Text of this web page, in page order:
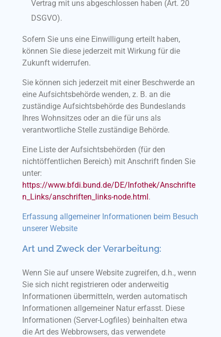
Vertrag mit uns abgeschlossen haben (Art. 20
DSGVO).
Sofern Sie uns eine Einwilligung erteilt haben,
können Sie diese jederzeit mit Wirkung für die
Zukunft widerrufen.
Sie können sich jederzeit mit einer Beschwerde an
eine Aufsichtsbehörde wenden, z. B. an die
zuständige Aufsichtsbehörde des Bundeslands
Ihres Wohnsitzes oder an die für uns als
verantwortliche Stelle zuständige Behörde.
Eine Liste der Aufsichtsbehörden (für den
nichtöffentlichen Bereich) mit Anschrift finden Sie
unter:
https://www.bfdi.bund.de/DE/Infothek/Anschrifte
n_Links/anschriften_links-node.html.
Erfassung allgemeiner Informationen beim Besuch
unserer Website
Art und Zweck der Verarbeitung:
Wenn Sie auf unsere Website zugreifen, d.h., wenn
Sie sich nicht registrieren oder anderweitig
Informationen übermitteln, werden automatisch
Informationen allgemeiner Natur erfasst. Diese
Informationen (Server-Logfiles) beinhalten etwa
die Art des Webbrowsers, das verwendete